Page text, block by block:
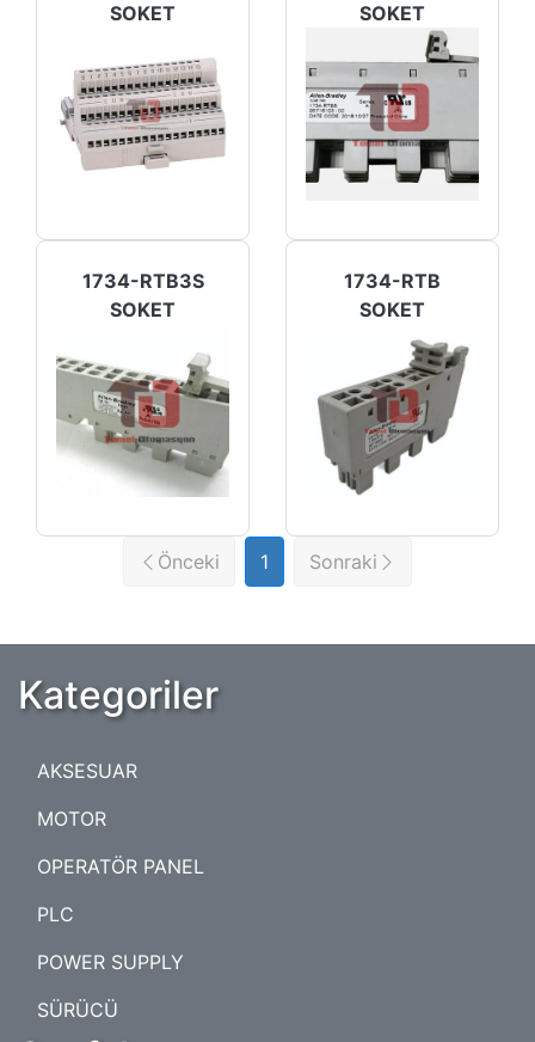
SOKET
SOKET
1734-RTB3S
SOKET
1734-RTB
SOKET
Önceki 1 Sonraki
Kategoriler
AKSESUAR
MOTOR
OPERATÖR PANEL
PLC
POWER SUPPLY
SÜRÜCÜ